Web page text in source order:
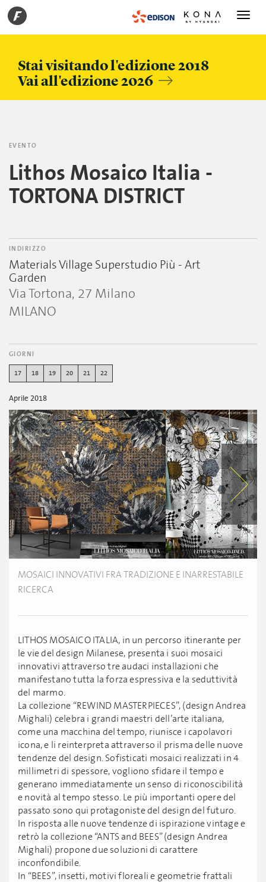
Stai visitando l'edizione 2018
Vai all'edizione 2026
Toggle
EVENTO
Lithos Mosaico Italia -
TORTONA DISTRICT
INDIRIZZO
Materials Village Superstudio Più - Art
Garden
Via Tortona, 27 Milano
MILANO
GIORNI
17 18 19 20 21 22
Aprile 2018
MOSAICI INNOVATIVI FRA TRADIZIONE E INARRESTABILE
RICERCA
LITHOS MOSAICO ITALIA, in un percorso itinerante per
le vie del design Milanese, presenta i suoi mosaici
innovativi attraverso tre audaci installazioni che
manifestano tutta la forza espressiva e la seduttività
del marmo.
La collezione “REWIND MASTERPIECES”, (design Andrea
Mighali) celebra i grandi maestri dell’arte italiana,
come una macchina del tempo, riunisce i capolavori
icona, e li reinterpreta attraverso il prisma delle nuove
tendenze del design. Sofisticati mosaici realizzati in 4
millimetri di spessore, vogliono sfidare il tempo e
generano immediatamente un senso di riconoscibilità
e novità al tempo stesso. Le più importanti opere del
passato sono qui protagoniste del design del futuro.
In risposta alle nuove tendenze di ispirazione vintage e
retrò la collezione “ANTS and BEES” (design Andrea
Mighali) propone due soluzioni di carattere
inconfondibile.
In “BEES”, insetti, motivi floreali e geometrie frattali